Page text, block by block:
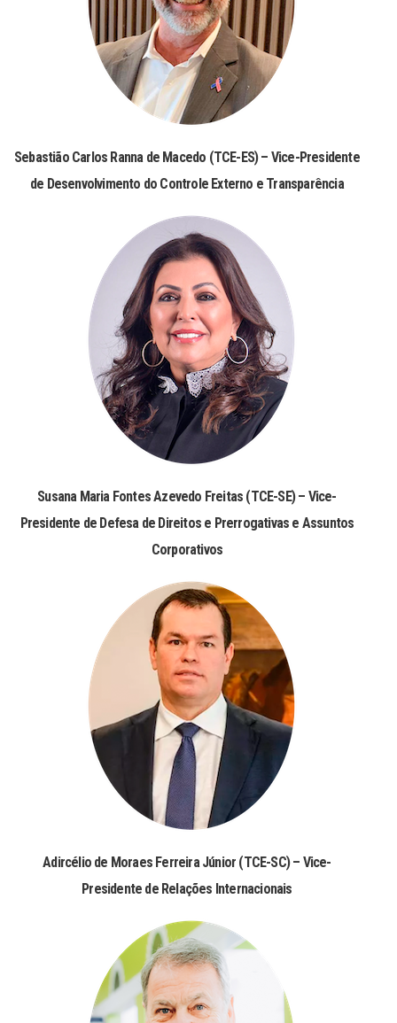
Sebastião Carlos Ranna de Macedo (TCE-ES) – Vice-Presidente
de Desenvolvimento do Controle Externo e Transparência
Susana Maria Fontes Azevedo Freitas (TCE-SE) – Vice-
Presidente de Defesa de Direitos e Prerrogativas e Assuntos
Corporativos
Adircélio de Moraes Ferreira Júnior (TCE-SC) – Vice-
Presidente de Relações Internacionais